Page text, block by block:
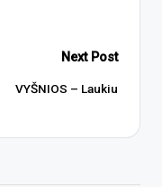
Next Post
VYŠNIOS – Laukiu